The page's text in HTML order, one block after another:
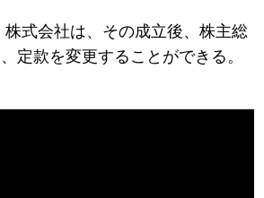
式会社は、その成立後、株主総
定款を変更することができる。